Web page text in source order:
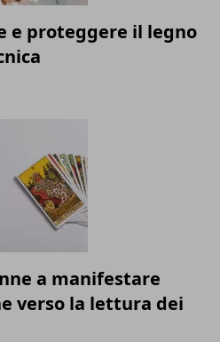
e proteggere il legno
a manifestare
verso la lettura dei